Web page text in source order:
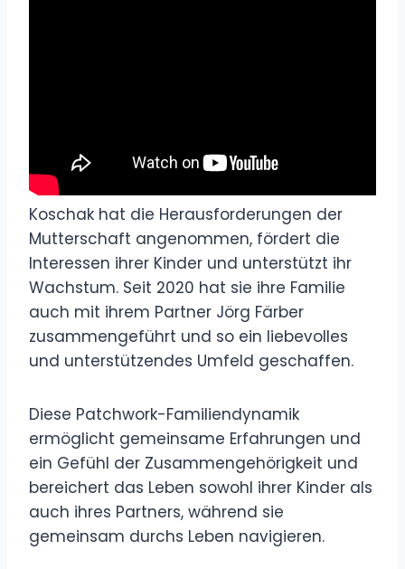
Koschak hat die Herausforderungen der
Mutterschaft angenommen, fördert die
Interessen ihrer Kinder und unterstützt ihr
Wachstum. Seit 2020 hat sie ihre Familie
auch mit ihrem Partner Jörg Färber
zusammengeführt und so ein liebevolles
und unterstützendes Umfeld geschaffen.
Diese Patchwork-Familiendynamik
ermöglicht gemeinsame Erfahrungen und
ein Gefühl der Zusammengehörigkeit und
bereichert das Leben sowohl ihrer Kinder als
auch ihres Partners, während sie
gemeinsam durchs Leben navigieren.